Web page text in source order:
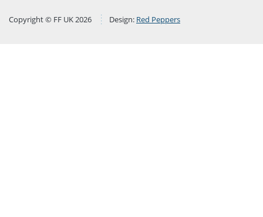
Copyright © FF UK 2026 Design: Red Peppers